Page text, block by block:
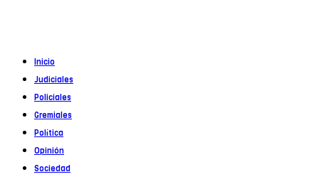
Inicio
Judiciales
Policiales
Gremiales
Política
Opinión
Sociedad